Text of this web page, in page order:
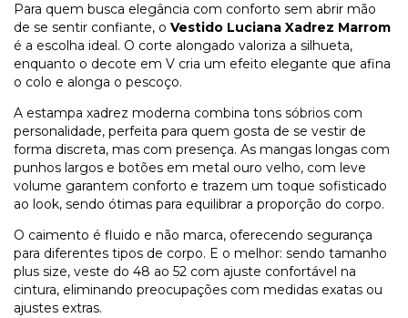
Para quem busca elegância com conforto sem abrir mão
de se sentir confiante, o Vestido Luciana Xadrez Marrom
é a escolha ideal. O corte alongado valoriza a silhueta,
enquanto o decote em V cria um efeito elegante que afina
o colo e alonga o pescoço.
A estampa xadrez moderna combina tons sóbrios com
personalidade, perfeita para quem gosta de se vestir de
forma discreta, mas com presença. As mangas longas com
punhos largos e botões em metal ouro velho, com leve
volume garantem conforto e trazem um toque sofisticado
ao look, sendo ótimas para equilibrar a proporção do corpo.
O caimento é fluido e não marca, oferecendo segurança
para diferentes tipos de corpo. E o melhor: sendo tamanho
plus size, veste do 48 ao 52 com ajuste confortável na
cintura, eliminando preocupações com medidas exatas ou
ajustes extras.